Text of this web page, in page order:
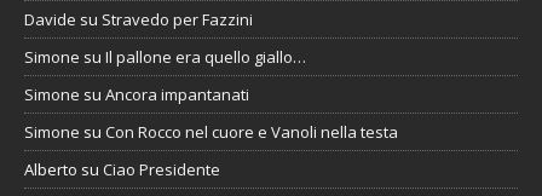
Davide su Stravedo per Fazzini
Simone su Il pallone era quello giallo…
Simone su Ancora impantanati
Simone su Con Rocco nel cuore e Vanoli nella testa
Alberto su Ciao Presidente